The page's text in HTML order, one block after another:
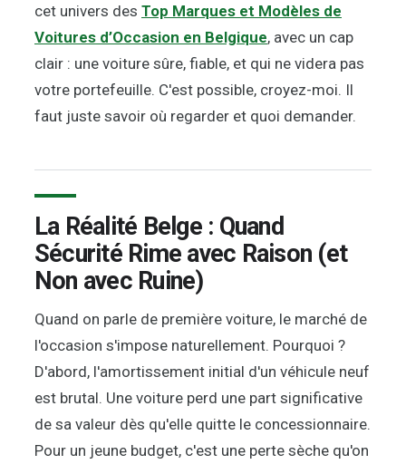
cet univers des Top Marques et Modèles de
Voitures d’Occasion en Belgique, avec un cap
clair : une voiture sûre, fiable, et qui ne videra pas
votre portefeuille. C'est possible, croyez-moi. Il
faut juste savoir où regarder et quoi demander.
La Réalité Belge : Quand
Sécurité Rime avec Raison (et
Non avec Ruine)
Quand on parle de première voiture, le marché de
l'occasion s'impose naturellement. Pourquoi ?
D'abord, l'amortissement initial d'un véhicule neuf
est brutal. Une voiture perd une part significative
de sa valeur dès qu'elle quitte le concessionnaire.
Pour un jeune budget, c'est une perte sèche qu'on